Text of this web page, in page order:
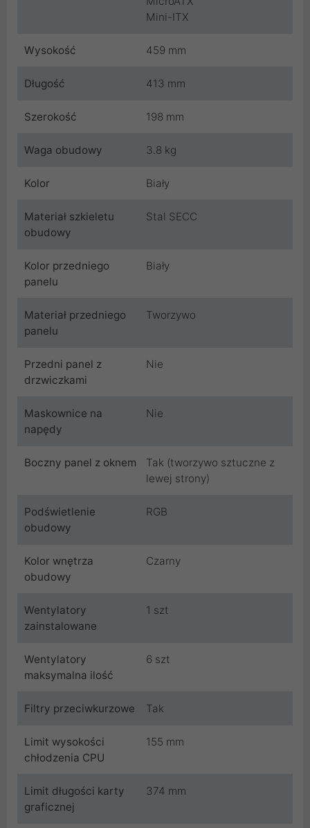
Mini-ITX
Wysokość 459 mm
Długość 413 mm
Szerokość 198 mm
Waga obudowy 3.8 kg
Kolor Biały
Materiał szkieletu
obudowy
Stal SECC
Kolor przedniego
panelu
Biały
Materiał przedniego
panelu
Tworzywo
Przedni panel z
drzwiczkami
Nie
Maskownice na
napędy
Nie
Boczny panel z oknem
Tak (tworzywo sztuczne z
lewej strony)
Podświetlenie
obudowy
RGB
Kolor wnętrza
obudowy
Czarny
Wentylatory
zainstalowane
1 szt
Wentylatory
maksymalna ilość
6 szt
Filtry przeciwkurzowe Tak
Limit wysokości
chłodzenia CPU
155 mm
Limit długości karty
graficznej
374 mm